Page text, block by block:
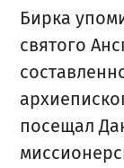
Бирка
святого
посещал